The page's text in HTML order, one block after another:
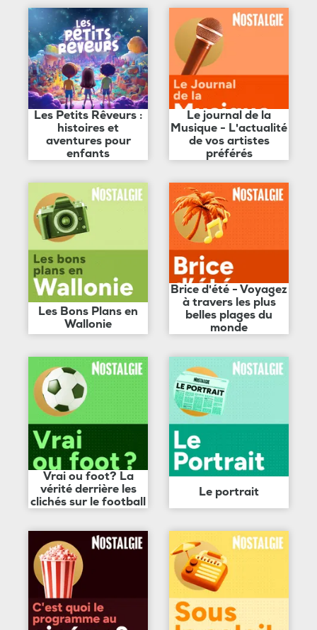
Les Petits Rêveurs :
histoires et
aventures pour
enfants
Le journal de la
Musique - L'actualité
de vos artistes
préférés
Les Bons Plans en
Wallonie
Brice d'été - Voyagez
à travers les plus
belles plages du
monde
Vrai ou foot? La
vérité derrière les
clichés sur le football
Le portrait